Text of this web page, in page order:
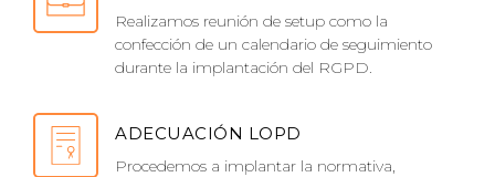
Realizamos reunión de setup como la
confección de un calendario de seguimiento
durante la implantación del RGPD.
ADECUACIÓN LOPD
Procedemos a implantar la normativa,